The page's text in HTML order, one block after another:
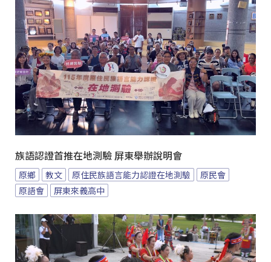
族語認證首推在地測驗 屏東舉辦說明會
原鄉 教文 原住民族語言能力認證在地測驗
原民會
原語會
屏東來義高中